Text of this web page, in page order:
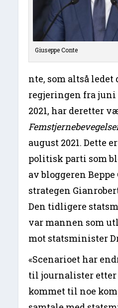
Giuseppe Conte
nte, som altså ledet
regjeringen fra juni
2021, har deretter
august 2021. Dette
politisk parti som
av bloggeren
strategen
Den tidligere
var mannen som
mot statsminister
«Scenarioet har
til journalister etter
kommet til noe